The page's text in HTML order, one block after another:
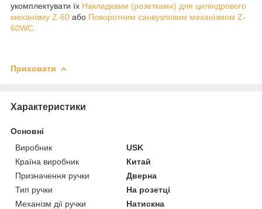
укомплектувати їх Накладками (розетками) для циліндрового
механізму Z-60 або Поворотним санвузловим механізмом Z-
60WC.
Приховати
Характеристики
Основні
Виробник
USK
Країна виробник
Китай
Призначення ручки
Дверна
Тип ручки
На розетці
Механізм дії ручки
Натискна